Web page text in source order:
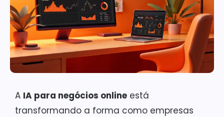
A IA para negócios online está
transformando a forma como empresas